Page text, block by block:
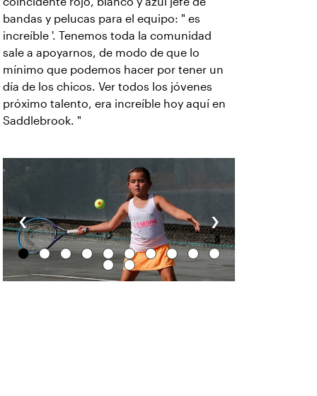
bandas y pelucas para el equipo: " es
increíble '. Tenemos toda la comunidad
sale a apoyarnos, de modo de que lo
mínimo que podemos hacer por tener un
día de los chicos. Ver todos los jóvenes
próximo talento, era increíble hoy aquí en
Saddlebrook. "
‹ ›